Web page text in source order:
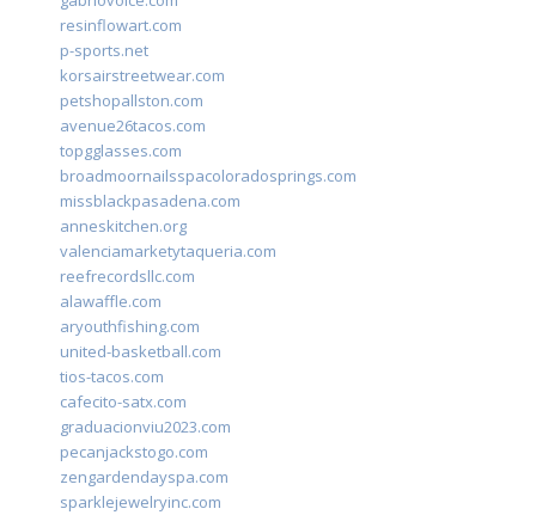
resinflowart.com
p-sports.net
korsairstreetwear.com
petshopallston.com
avenue26tacos.com
topgglasses.com
broadmoornailsspacoloradosprings.com
missblackpasadena.com
anneskitchen.org
valenciamarketytaqueria.com
reefrecordsllc.com
alawaffle.com
aryouthfishing.com
united-basketball.com
tios-tacos.com
cafecito-satx.com
graduacionviu2023.com
pecanjackstogo.com
zengardendayspa.com
sparklejewelryinc.com